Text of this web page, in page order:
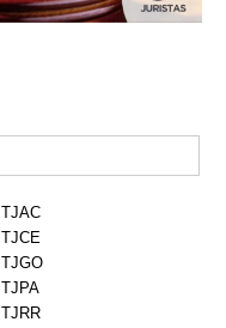
TJAC
TJCE
TJGO
TJPA
TJRR